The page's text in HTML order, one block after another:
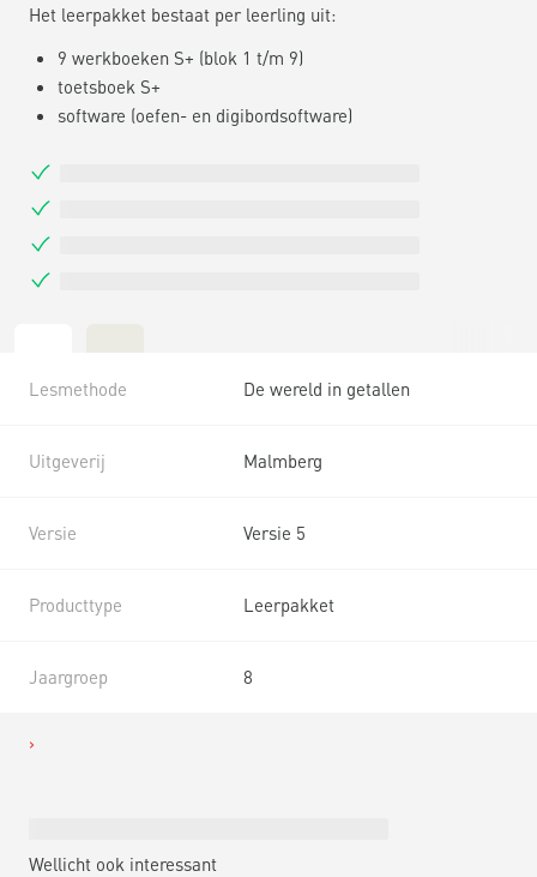
Het leerpakket bestaat per leerling uit:
9 werkboeken S+ (blok 1 t/m 9)
toetsboek S+
software (oefen- en digibordsoftware)
Lesmethode De wereld in getallen
Uitgeverij Malmberg
Versie Versie 5
Producttype Leerpakket
Jaargroep 8
Wellicht ook interessant